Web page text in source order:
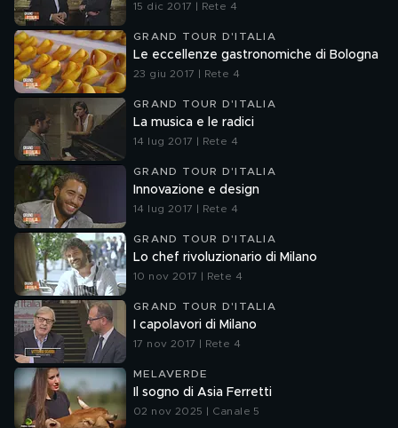
15 dic 2017 | Rete 4
GRAND TOUR D'ITALIA
Le eccellenze gastronomiche di Bologna
23 giu 2017 | Rete 4
GRAND TOUR D'ITALIA
La musica e le radici
14 lug 2017 | Rete 4
GRAND TOUR D'ITALIA
Innovazione e design
14 lug 2017 | Rete 4
GRAND TOUR D'ITALIA
Lo chef rivoluzionario di Milano
10 nov 2017 | Rete 4
GRAND TOUR D'ITALIA
I capolavori di Milano
17 nov 2017 | Rete 4
MELAVERDE
Il sogno di Asia Ferretti
02 nov 2025 | Canale 5